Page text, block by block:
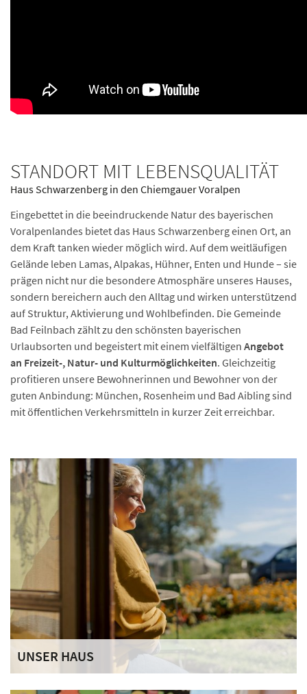
STANDORT MIT LEBENSQUALITÄT
Haus Schwarzenberg in den Chiemgauer Voralpen
Eingebettet in die beeindruckende Natur des bayerischen
Voralpenlandes bietet das Haus Schwarzenberg einen Ort, an
dem Kraft tanken wieder möglich wird. Auf dem weitläufigen
Gelände leben Lamas, Alpakas, Hühner, Enten und Hunde – sie
prägen nicht nur die besondere Atmosphäre unseres Hauses,
sondern bereichern auch den Alltag und wirken unterstützend
auf Struktur, Aktivierung und Wohlbefinden. Die Gemeinde
Bad Feilnbach zählt zu den schönsten bayerischen
Urlaubsorten und begeistert mit einem vielfältigen Angebot
an Freizeit-, Natur- und Kulturmöglichkeiten. Gleichzeitig
profitieren unsere Bewohnerinnen und Bewohner von der
guten Anbindung: München, Rosenheim und Bad Aibling sind
mit öffentlichen Verkehrsmitteln in kurzer Zeit erreichbar.
UNSER HAUS